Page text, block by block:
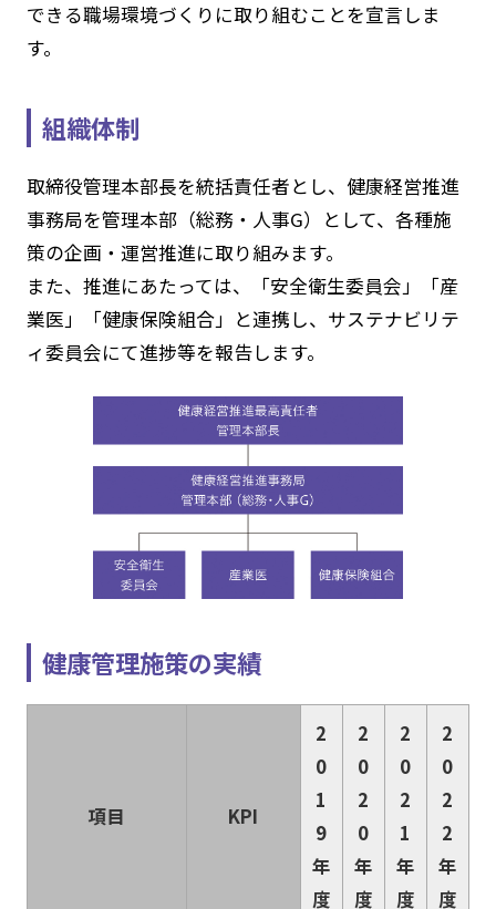
できる職場環境づくりに取り組むことを宣言しま
す。
組織体制
取締役管理本部長を統括責任者とし、健康経営推進
事務局を管理本部（総務・人事G）として、各種施
策の企画・運営推進に取り組みます。
また、推進にあたっては、「安全衛生委員会」「産
業医」「健康保険組合」と連携し、サステナビリテ
ィ委員会にて進捗等を報告します。
健康管理施策の実績
項目 KPI
2
0
1
9
年
度
2
0
2
0
年
度
2
0
2
1
年
度
2
0
2
2
年
度